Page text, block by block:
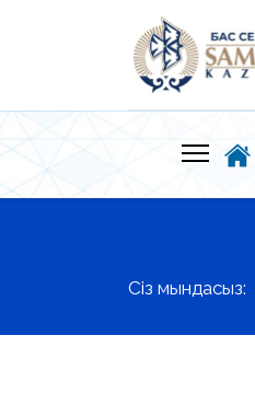
Сіз мындасыз: